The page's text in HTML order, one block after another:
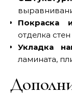
Покраска
отделка
Укладка
ламината,